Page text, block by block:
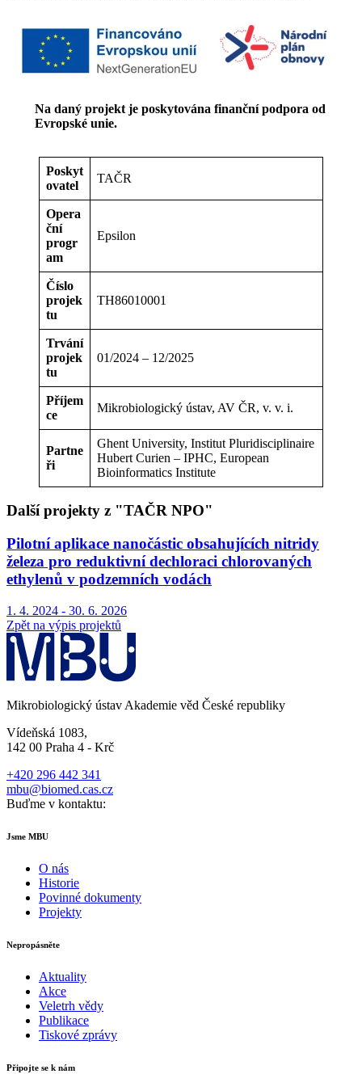
Na daný projekt je poskytována finanční podpora od
Evropské unie.
Poskyt
ovatel
TAČR
Opera
ční
progr
am
Epsilon
Číslo
projek
tu
TH86010001
Trvání
projek
tu
01/2024 – 12/2025
Příjem
ce
Mikrobiologický ústav, AV ČR, v. v. i.
Partne
ři
Ghent University, Institut Pluridisciplinaire
Hubert Curien – IPHC, European
Bioinformatics Institute
Další projekty z "TAČR NPO"
Pilotní aplikace nanočástic obsahujících nitridy
železa pro reduktivní dechloraci chlorovaných
ethylenů v podzemních vodách
1. 4. 2024 - 30. 6. 2026
Zpět na výpis projektů
Mikrobiologický ústav Akademie věd České republiky
Vídeňská 1083,
142 00 Praha 4 - Krč
+420 296 442 341
mbu@biomed.cas.cz
Buďme v kontaktu:
Jsme MBU
O nás
Historie
Povinné dokumenty
Projekty
Nepropásněte
Aktuality
Akce
Veletrh vědy
Publikace
Tiskové zprávy
Připojte se k nám